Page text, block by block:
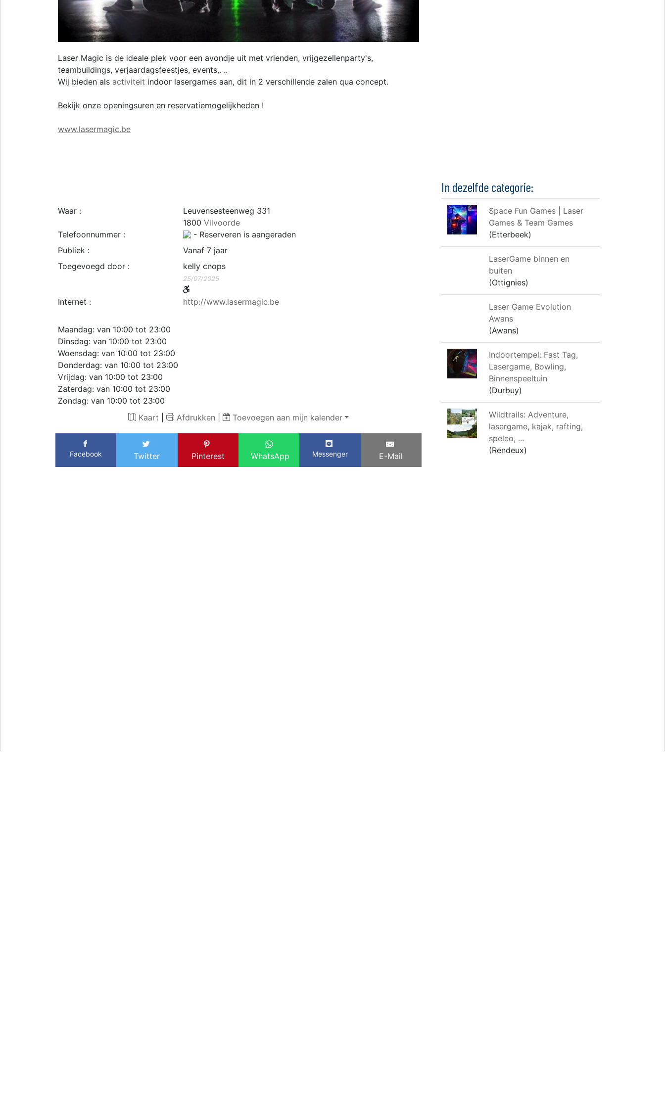
Laser Magic is de ideale plek voor een avondje uit met vrienden, vrijgezellenparty's,
teambuildings, verjaardagsfeestjes, events,. ..
Wij bieden als activiteit indoor lasergames aan, dit in 2 verschillende zalen qua concept.
Bekijk onze openingsuren en reservatiemogelijkheden !
www.lasermagic.be
Waar :
Leuvensesteenweg 331
1800 Vilvoorde
Telefoonnummer :
- Reserveren is aangeraden
Publiek :
Vanaf 7 jaar
Toegevoegd door :
kelly cnops
25/07/2025
Internet : http://www.lasermagic.be
Maandag: van 10:00 tot 23:00
Dinsdag: van 10:00 tot 23:00
Woensdag: van 10:00 tot 23:00
Donderdag: van 10:00 tot 23:00
Vrijdag: van 10:00 tot 23:00
Zaterdag: van 10:00 tot 23:00
Zondag: van 10:00 tot 23:00
Kaart
Afdrukken Toevoegen aan mijn kalender
Facebook Twitter Pinterest WhatsApp Messenger E-Mail
In dezelfde categorie:
Space Fun Games | Laser
Games & Team Games
(Etterbeek)
LaserGame binnen en
buiten
(Ottignies)
Laser Game Evolution
Awans
(Awans)
Indoortempel: Fast Tag,
Lasergame, Bowling,
Binnenspeeltuin
(Durbuy)
Wildtrails: Adventure,
lasergame, kajak, rafting,
speleo, ...
(Rendeux)